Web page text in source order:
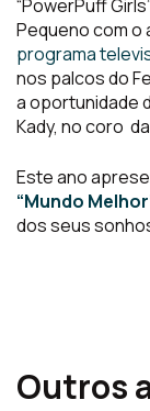
“PowerPuff
Pequeno com o
programa
nos palcos do
a oportunidade
Kady, no coro
Este ano
“Mundo
dos seus
Outros